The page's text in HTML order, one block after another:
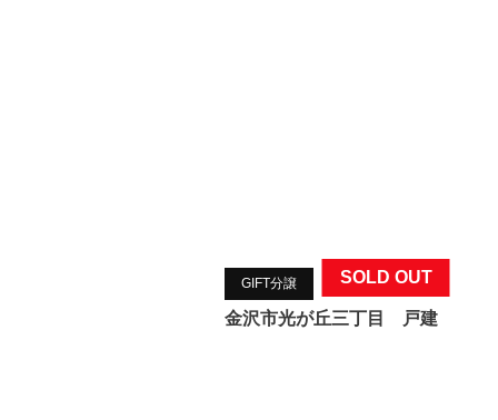
SOLD OUT
GIFT分譲
金沢市光が丘三丁目 戸建